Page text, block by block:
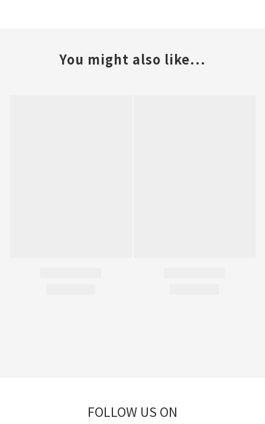
You might also like...
FOLLOW US ON